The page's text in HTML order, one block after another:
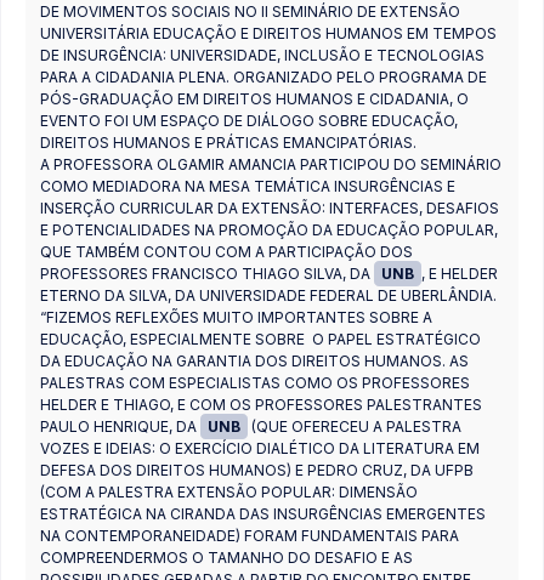
DE MOVIMENTOS SOCIAIS NO II SEMINÁRIO DE EXTENSÃO
UNIVERSITÁRIA EDUCAÇÃO E DIREITOS HUMANOS EM TEMPOS
DE INSURGÊNCIA: UNIVERSIDADE, INCLUSÃO E TECNOLOGIAS
PARA A CIDADANIA PLENA. ORGANIZADO PELO PROGRAMA DE
PÓS-GRADUAÇÃO EM DIREITOS HUMANOS E CIDADANIA, O
EVENTO FOI UM ESPAÇO DE DIÁLOGO SOBRE EDUCAÇÃO,
DIREITOS HUMANOS E PRÁTICAS EMANCIPATÓRIAS.
A PROFESSORA OLGAMIR AMANCIA PARTICIPOU DO SEMINÁRIO
COMO MEDIADORA NA MESA TEMÁTICA INSURGÊNCIAS E
INSERÇÃO CURRICULAR DA EXTENSÃO: INTERFACES, DESAFIOS
E POTENCIALIDADES NA PROMOÇÃO DA EDUCAÇÃO POPULAR,
QUE TAMBÉM CONTOU COM A PARTICIPAÇÃO DOS
PROFESSORES FRANCISCO THIAGO SILVA, DA
UNB , E HELDER
ETERNO DA SILVA, DA UNIVERSIDADE FEDERAL DE UBERLÂNDIA.
“FIZEMOS REFLEXÕES MUITO IMPORTANTES SOBRE A
EDUCAÇÃO, ESPECIALMENTE SOBRE O PAPEL ESTRATÉGICO
DA EDUCAÇÃO NA GARANTIA DOS DIREITOS HUMANOS. AS
PALESTRAS COM ESPECIALISTAS COMO OS PROFESSORES
HELDER E THIAGO, E COM OS PROFESSORES PALESTRANTES
PAULO HENRIQUE, DA
UNB (QUE OFERECEU A PALESTRA
VOZES E IDEIAS: O EXERCÍCIO DIALÉTICO DA LITERATURA EM
DEFESA DOS DIREITOS HUMANOS) E PEDRO CRUZ, DA UFPB
(COM A PALESTRA EXTENSÃO POPULAR: DIMENSÃO
ESTRATÉGICA NA CIRANDA DAS INSURGÊNCIAS EMERGENTES
NA CONTEMPORANEIDADE) FORAM FUNDAMENTAIS PARA
COMPREENDERMOS O TAMANHO DO DESAFIO E AS